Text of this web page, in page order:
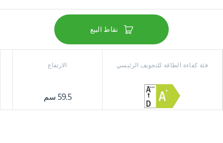
نقاط البيع
فئة كفاءة الطاقة للتجويف الرئيسي الارتفاع
59.5 سم